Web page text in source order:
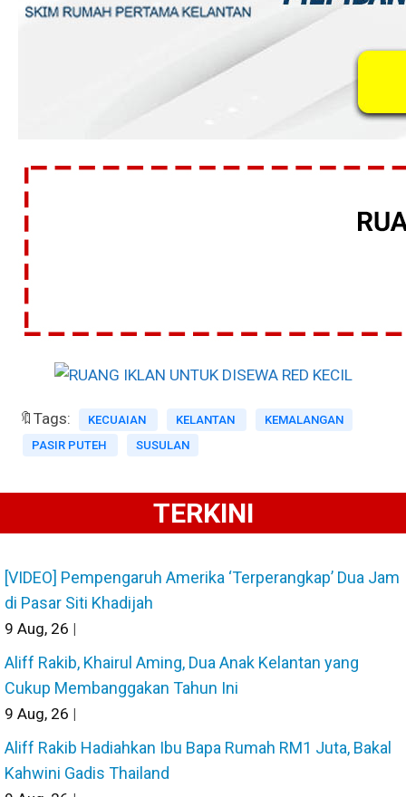
🔖Tags: KECUAIAN KELANTAN
KEMALANGAN
PASIR PUTEH
SUSULAN
TERKINI
[VIDEO] Pempengaruh Amerika ‘Terperangkap’ Dua Jam
di Pasar Siti Khadijah
9 Aug, 26 |
Aliff Rakib, Khairul Aming, Dua Anak Kelantan yang
Cukup Membanggakan Tahun Ini
9 Aug, 26 |
Aliff Rakib Hadiahkan Ibu Bapa Rumah RM1 Juta, Bakal
Kahwini Gadis Thailand